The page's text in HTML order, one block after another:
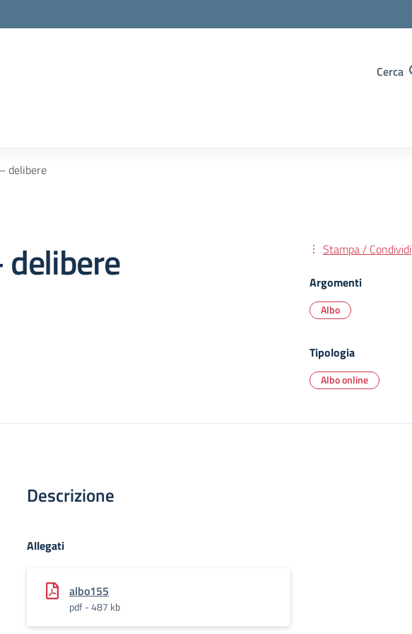
Cerca
delibere
Stampa / Condividi
Argomenti
Albo
Tipologia
Albo online
Descrizione
Allegati
albo155
pdf - 487 kb